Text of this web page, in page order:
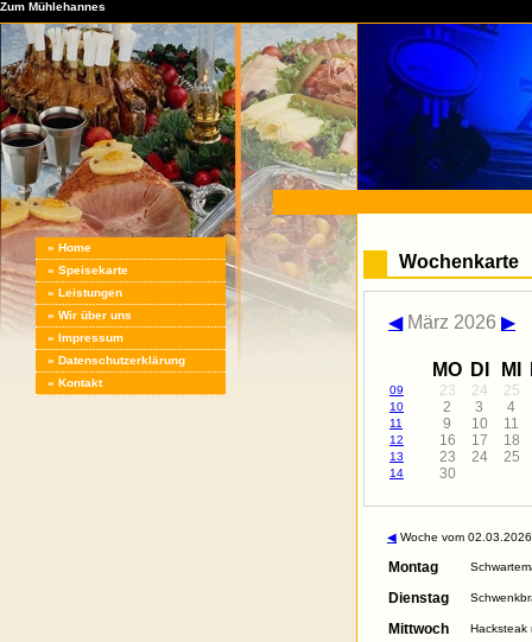
Zum Mühlehannes
Wochenkarte
◀März 2026 ▶
MO DI MI
09 23 24 25
10 2 3 4
11 9 10 11
12 16 17 18
13 23 24 25
14 30
◀ Woche vom
Montag
Dienstag
Mittwoch Hacksteak
» Home
» Speisekarte
» Leistungen
» Wir über uns
» Impressum
» Datenschutzerklärung
» Kontakt